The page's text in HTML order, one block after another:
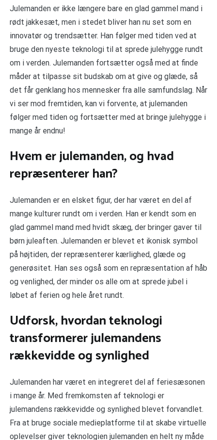
Julemanden er ikke længere bare en glad gammel mand i
rødt jakkesæt, men i stedet bliver han nu set som en
innovatør og trendsætter. Han følger med tiden ved at
bruge den nyeste teknologi til at sprede julehygge rundt
om i verden. Julemanden fortsætter også med at finde
måder at tilpasse sit budskab om at give og glæde, så
det får genklang hos mennesker fra alle samfundslag. Når
vi ser mod fremtiden, kan vi forvente, at julemanden
følger med tiden og fortsætter med at bringe julehygge i
mange år endnu!
Hvem er julemanden, og hvad
repræsenterer han?
Julemanden er en elsket figur, der har været en del af
mange kulturer rundt om i verden. Han er kendt som en
glad gammel mand med hvidt skæg, der bringer gaver til
børn juleaften. Julemanden er blevet et ikonisk symbol
på højtiden, der repræsenterer kærlighed, glæde og
generøsitet. Han ses også som en repræsentation af håb
og venlighed, der minder os alle om at sprede jubel i
løbet af ferien og hele året rundt.
Udforsk, hvordan teknologi
transformerer julemandens
rækkevidde og synlighed
Julemanden har været en integreret del af feriesæsonen
i mange år. Med fremkomsten af teknologi er
julemandens rækkevidde og synlighed blevet forvandlet.
Fra at bruge sociale medieplatforme til at skabe virtuelle
oplevelser giver teknologien julemanden en helt ny måde